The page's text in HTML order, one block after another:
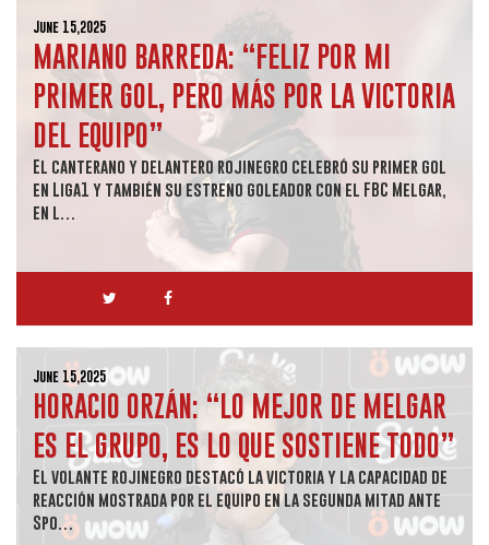
June 15,2025
MARIANO BARREDA: “FELIZ POR MI
PRIMER GOL, PERO MÁS POR LA VICTORIA
DEL EQUIPO”
El canterano y delantero rojinegro celebró su primer gol
en Liga1 y también su estreno goleador con el FBC Melgar,
en l…
June 15,2025
HORACIO ORZÁN: “LO MEJOR DE MELGAR
ES EL GRUPO, ES LO QUE SOSTIENE TODO”
El volante rojinegro destacó la victoria y la capacidad de
reacción mostrada por el equipo en la segunda mitad ante
Spo…